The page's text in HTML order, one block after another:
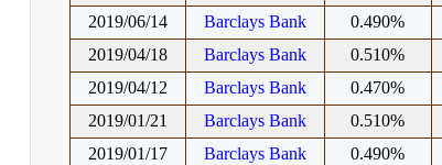
2019/06/14
Barclays Bank 0.490%
2019/04/18
Barclays Bank 0.510%
2019/04/12
Barclays Bank 0.470%
2019/01/21
Barclays Bank 0.510%
2019/01/17
Barclays Bank 0.490%